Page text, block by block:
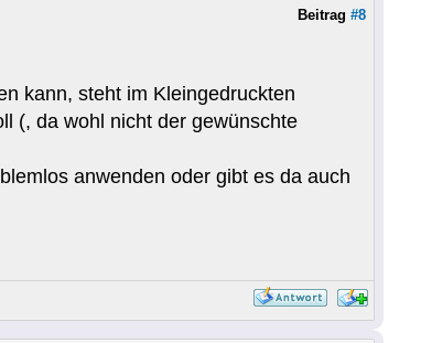
Beitrag #8
kann, steht im Kleingedruckten
(, da wohl nicht der gewünschte
anwenden oder gibt es da auch